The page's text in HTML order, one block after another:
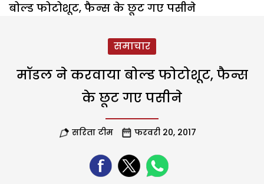
बोल्ड फोटोशूट, फैन्स के छूट गए पसीने
समाचार
मॉडल ने करवाया बोल्ड फोटोशूट, फैन्स
के छूट गए पसीने
सरिता टीम फरवरी 20, 2017